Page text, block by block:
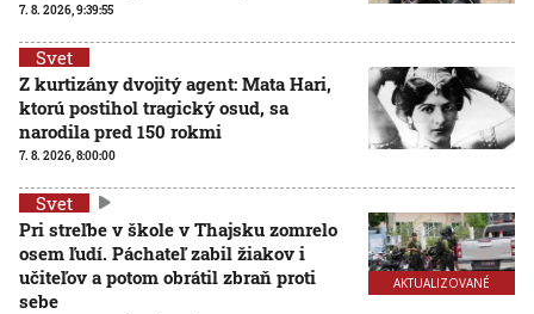
7. 8. 2026, 9:39:55
Svet
Z kurtizány dvojitý agent: Mata Hari,
ktorú postihol tragický osud, sa
narodila pred 150 rokmi
7. 8. 2026, 8:00:00
AKTUALIZOVANÉ
Svet
Pri streľbe v škole v Thajsku zomrelo
osem ľudí. Páchateľ zabil žiakov i
učiteľov a potom obrátil zbraň proti
sebe